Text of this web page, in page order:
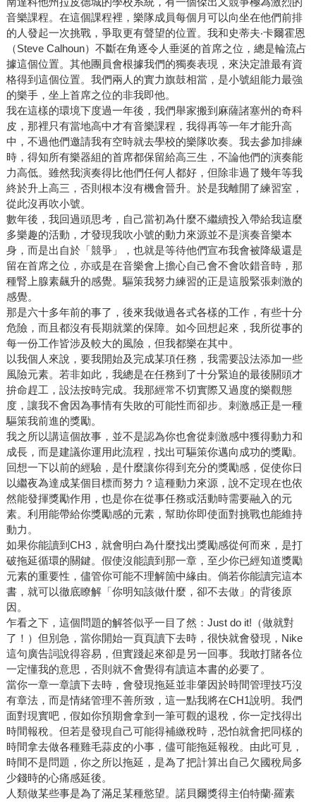
音樂課程。在這個課程裡，樂隊成員每個月可以向坐在他們前排
的人發起一次挑戰，爭取更有聲望的位置。我和史蒂夫‧卡爾霍恩
（Steve Calhoun）不斷在角逐令人垂涎的首席之位，總是輪流占
據這個位置。其他團員會根據我們的獨奏表現，來決定誰最有資
格得到這個位置。我們兩人的實力旗鼓相當，是小號組能力最強
的樂手，坐上首席之位的非我即他。
我在這樣的環境下度過一年後，我們舉家搬到麻薩諸塞州的奇科
皮，那裡只有當地高中才有音樂課程，我得再等一年才能升高
中，不過他們邀請我有空時就去學校的樂隊吹奏。我去參加排練
時，得知所有樂器組的首席都保留給高三生，不論他們的演奏能
力高低。雖然我演奏得比他們任何人都好，但除非過了幾年等我
終於升上高三，否則根本沒有機會晉升。於是我離開了練習室，
從此沒再吹小號。
數年後，我回過頭思考，自己當初為什麼不繼續投入帶給我這麼
多樂趣的活動，才發現我吹小號的動力來源並不是演奏音樂本
身，而是出自於「競爭」，也就是等待他們宣布我會被降級還是
留在首席之位，亦或是在音樂會上擔心自己會不會吹錯音時，那
種腎上腺素飆升的感覺。驅策我努力練習的正是這股緊張刺激的
感覺。
那是六十多年前的事了，後來我做過各式各樣的工作，有些十分
危險，而且都沒有長期就業的保障。如今回想起來，我所從事的
每一份工作皆涉及較大的風險，但我都樂在其中。
以我個人來說，要我開始及完成某項任務，我需要設法添加一些
風險元素。若非如此，我總是在任務到了十分緊迫的最後關頭才
拚命趕工，設法按時完成。我那經常不切實際又過度的樂觀態
度，讓我不會因為事情有失敗的可能性而卻步。刺激感正是一種
驅策我前進的獎勵。
我之所以講這個故事，並不是認為你也會從刺激感中獲得動力和
成長，而是建議你運用此流程，找出可驅策你邁向成功的獎勵。
回想一下以前的經驗，是什麼讓你得到充分的獎勵感，促使你日
以繼夜為達成某個目標而努力？這種動力來源，說不定現在也依
然能發揮獎勵作用，也是你在從事任務或活動時需要融入的元
素。利用能帶給你獎勵感的元素，幫助你即使面對挑戰也能維持
動力。
如果你能讀到CH3，就會明白為什麼找出獎勵感從何而來，是打
破拖延循環的關鍵。假使沒能讀到那一章，至少你已經知道獎勵
元素的重要性，儘管你可能不理解箇中緣由。倘若你能讀完這本
書，就可以徹底瞭解「你明知該做什麼，卻不去做」的背後原
因。
乍看之下，這個問題的解答似乎一目了然：Just do it!（做就對
了！）但別急，當你開始一頁頁讀下去時，很快就會發現，Nike
這句廣告詞說得容易，但實踐起來卻是另一回事。我敢打賭各位
一定懂我的意思，否則就不會覺得有讀這本書的必要了。
當你一章一章讀下去時，會發現拖延並非肇因於時間管理技巧沒
有章法，而是情緒管理不善所致，這一點我將在CH1說明。我們
面對現實吧，假如你預期會拿到一筆可觀的退稅，你一定找得出
時間報稅。但若是發現自己可能得補繳稅時，恐怕就會把同樣的
時間拿去做各種雞毛蒜皮的小事，儘可能拖延報稅。由此可見，
時間不是問題，你之所以拖延，是為了把計算出自己欠國稅局多
少錢時的心痛感延後。
人類做某些事是為了滿足某種慾望。諾貝爾獎得主伯特蘭‧羅素